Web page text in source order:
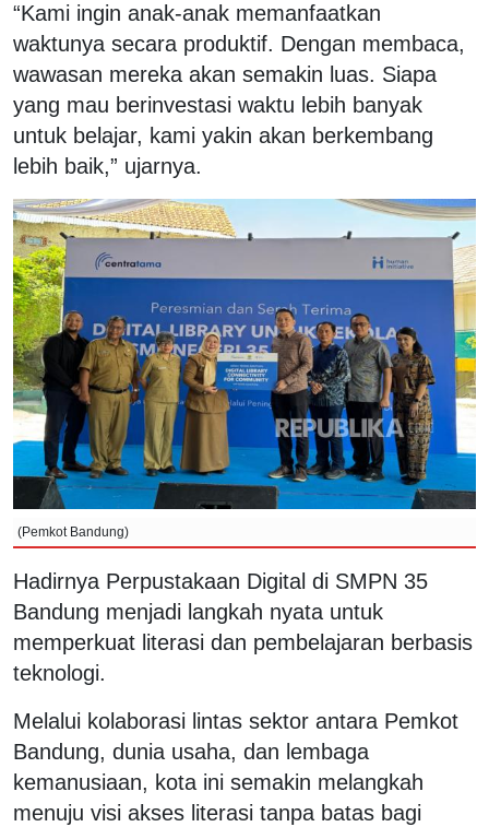
“Kami ingin anak-anak memanfaatkan
waktunya secara produktif. Dengan membaca,
wawasan mereka akan semakin luas. Siapa
yang mau berinvestasi waktu lebih banyak
untuk belajar, kami yakin akan berkembang
lebih baik,” ujarnya.
(Pemkot Bandung)
Hadirnya Perpustakaan Digital di SMPN 35
Bandung menjadi langkah nyata untuk
memperkuat literasi dan pembelajaran berbasis
teknologi.
Melalui kolaborasi lintas sektor antara Pemkot
Bandung, dunia usaha, dan lembaga
kemanusiaan, kota ini semakin melangkah
menuju visi akses literasi tanpa batas bagi